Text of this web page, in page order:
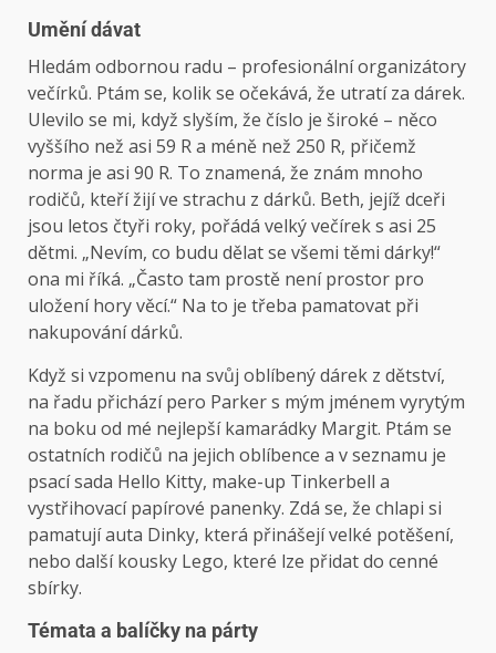
Umění dávat
Hledám odbornou radu – profesionální organizátory
večírků. Ptám se, kolik se očekává, že utratí za dárek.
Ulevilo se mi, když slyším, že číslo je široké – něco
vyššího než asi 59 R a méně než 250 R, přičemž
norma je asi 90 R. To znamená, že znám mnoho
rodičů, kteří žijí ve strachu z dárků. Beth, jejíž dceři
jsou letos čtyři roky, pořádá velký večírek s asi 25
dětmi. „Nevím, co budu dělat se všemi těmi dárky!“
ona mi říká. „Často tam prostě není prostor pro
uložení hory věcí.“ Na to je třeba pamatovat při
nakupování dárků.
Když si vzpomenu na svůj oblíbený dárek z dětství,
na řadu přichází pero Parker s mým jménem vyrytým
na boku od mé nejlepší kamarádky Margit. Ptám se
ostatních rodičů na jejich oblíbence a v seznamu je
psací sada Hello Kitty, make-up Tinkerbell a
vystřihovací papírové panenky. Zdá se, že chlapi si
pamatují auta Dinky, která přinášejí velké potěšení,
nebo další kousky Lego, které lze přidat do cenné
sbírky.
Témata a balíčky na párty